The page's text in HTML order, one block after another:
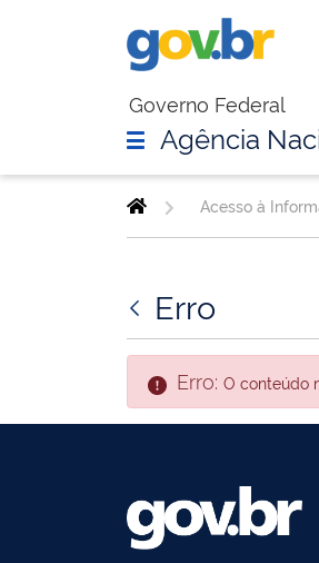
Governo Federal
Agência
Acesso à
Erro
Erro: O conteúdo